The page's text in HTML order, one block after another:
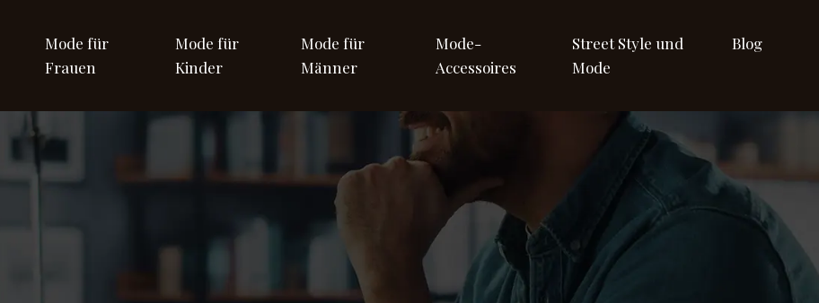
Mode für
Frauen
Mode für
Kinder
Mode für
Männer
Mode-
Accessoires
Street Style und
Mode
Blog